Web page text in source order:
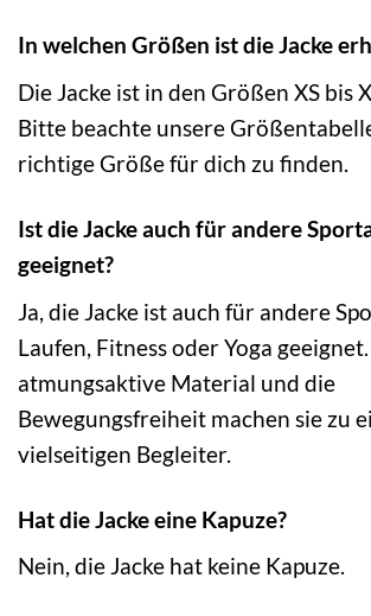
In welchen Größen ist die Jacke
Die Jacke ist in den Größen XS bis
Bitte beachte unsere
richtige Größe für dich zu finden.
Ist die Jacke auch für andere
geeignet?
Ja, die Jacke ist auch für andere
Laufen, Fitness oder Yoga
atmungsaktive Material und die
Bewegungsfreiheit machen sie zu
vielseitigen Begleiter.
Hat die Jacke eine Kapuze?
Nein, die Jacke hat keine Kapuze.